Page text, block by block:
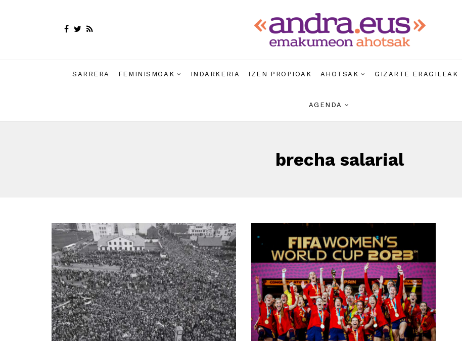
SARRERA FEMINISMOAK INDARKERIA IZEN PROPIOAK AHOTSAK GIZARTE ERAGILEAK
AGENDA
brecha salarial